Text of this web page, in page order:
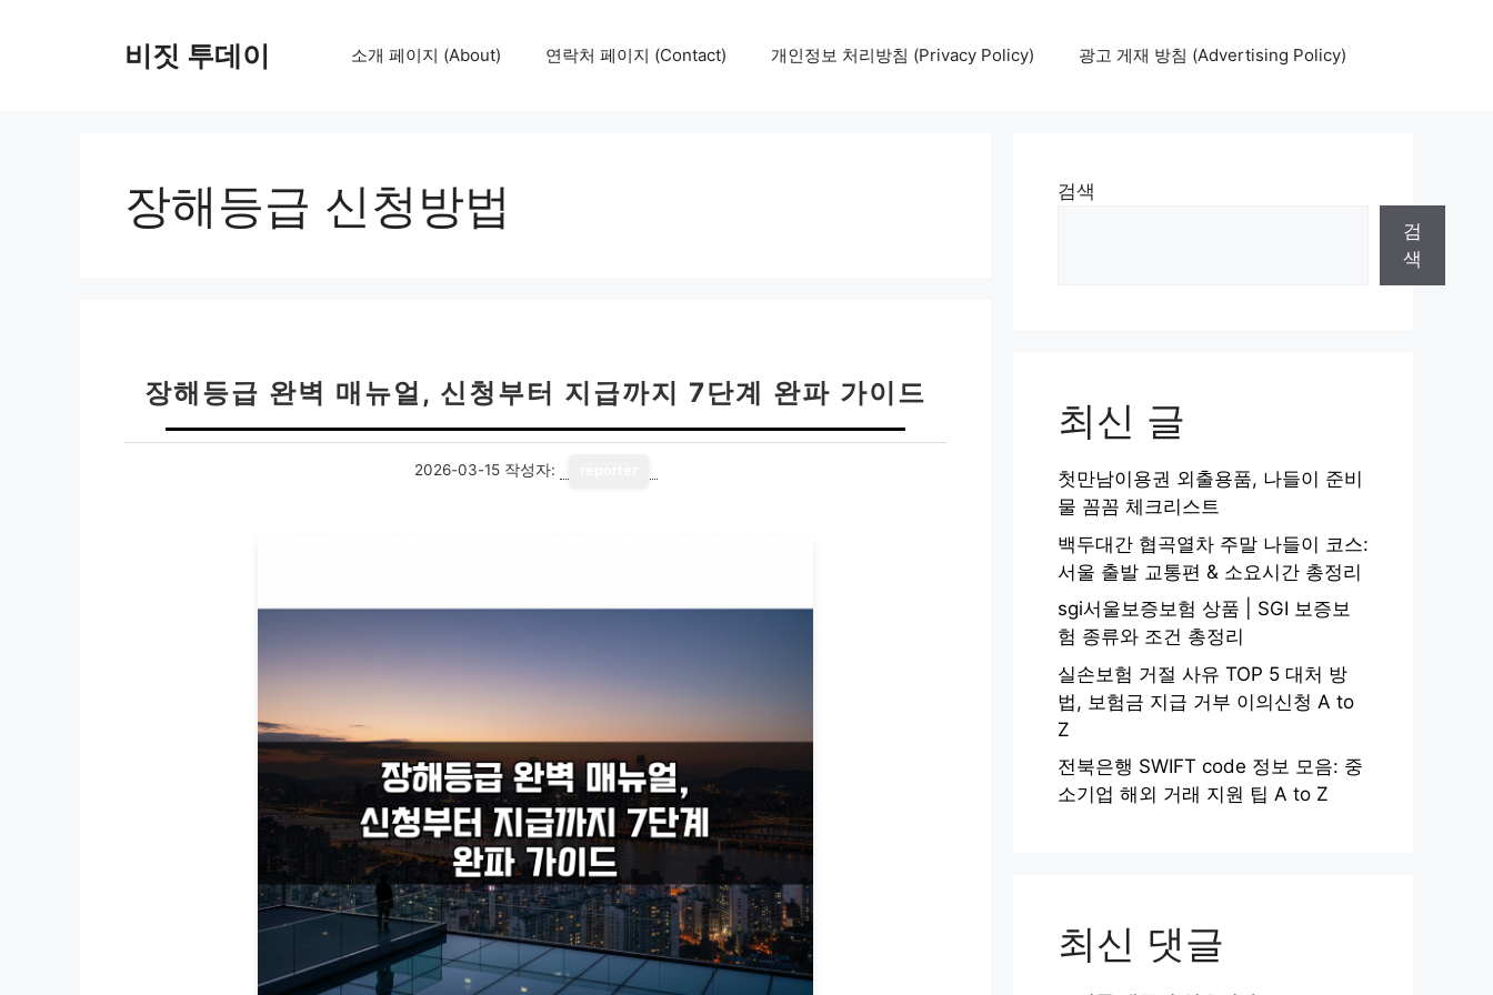
비짓 투데이 소개 페이지 (About) 연락처 페이지 (Contact) 개인정보 처리방침 (Privacy Policy) 광고 게재 방침 (Advertising Policy)
장해등급 신청방법
장해등급 완벽 매뉴얼, 신청부터 지급까지 7단계 완파 가이드
2026-03-15 작성자:
검색
검
색
최신 글
첫만남이용권 외출용품, 나들이 준비
물 꼼꼼 체크리스트
백두대간 협곡열차 주말 나들이 코스:
서울 출발 교통편 & 소요시간 총정리
sgi서울보증보험 상품 | SGI 보증보
험 종류와 조건 총정리
실손보험 거절 사유 TOP 5 대처 방
법, 보험금 지급 거부 이의신청 A to
Z
전북은행 SWIFT code 정보 모음: 중
소기업 해외 거래 지원 팁 A to Z
최신 댓글